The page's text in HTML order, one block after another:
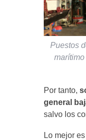
Puestos
Por tanto,
general
salvo los
Lo mejor es